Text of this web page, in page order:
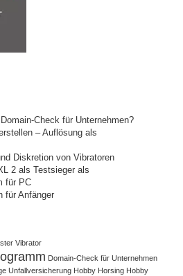
Check für Unternehmen?
– Auflösung als
Diskretion von Vibratoren
2 als Testsieger als
für PC
für Anfänger
Vibrator
Domain-Check für Unternehmen
Unfallversicherung Hobby Horsing Hobby